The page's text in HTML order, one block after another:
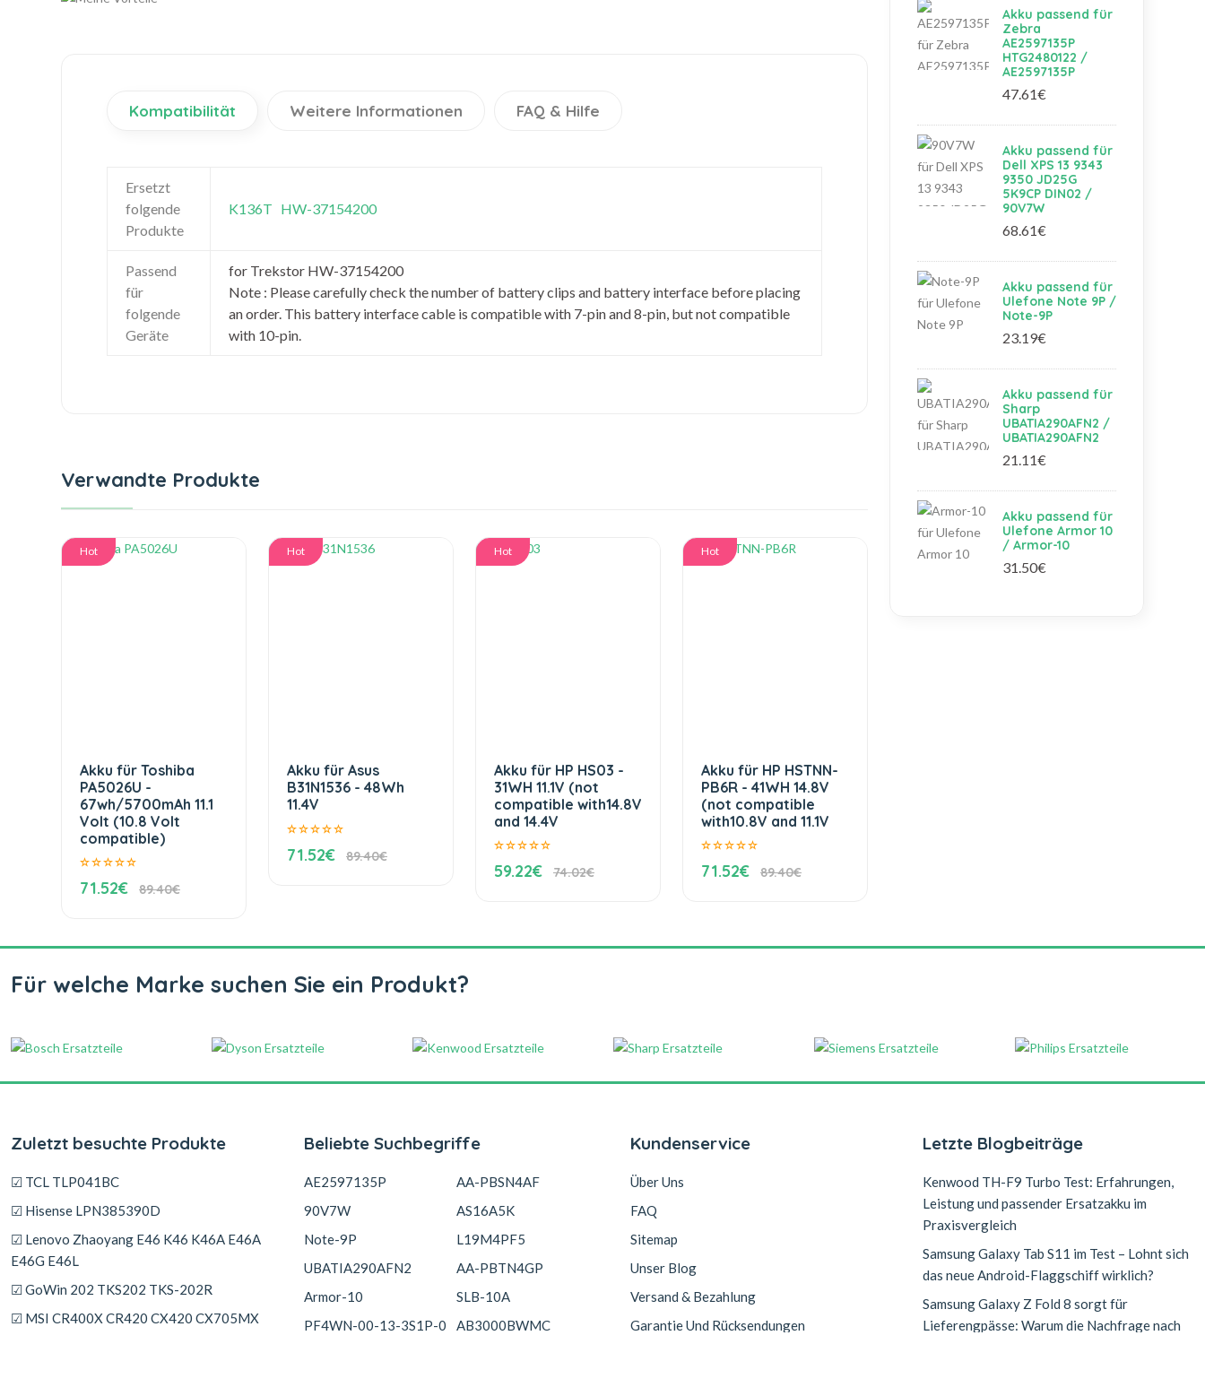
Kompatibilität Weitere Informationen FAQ & Hilfe
Ersetzt
folgende
Produkte
K136T HW-37154200
Passend
für
folgende
Geräte
for Trekstor HW-37154200
Note : Please carefully check the number of battery clips and battery interface before placing
an order. This battery interface cable is compatible with 7-pin and 8-pin, but not compatible
with 10-pin.
Verwandte Produkte
Hot
Akku für Toshiba
PA5026U -
67wh/5700mAh 11.1
Volt (10.8 Volt
compatible)
71.52€ 89.40€
Hot
Akku für Asus
B31N1536 - 48Wh
11.4V
71.52€ 89.40€
Hot
Akku für HP HS03 -
31WH 11.1V (not
compatible with14.8V
and 14.4V
59.22€ 74.02€
Hot
Akku für HP HSTNN-
PB6R - 41WH 14.8V
(not compatible
with10.8V and 11.1V
71.52€ 89.40€
Akku passend für
Zebra
AE2597135P
HTG2480122 /
AE2597135P
47.61€
Akku passend für
Dell XPS 13 9343
9350 JD25G
5K9CP DIN02 /
90V7W
68.61€
Akku passend für
Ulefone Note 9P /
Note-9P
23.19€
Akku passend für
Sharp
UBATIA290AFN2 /
UBATIA290AFN2
21.11€
Akku passend für
Ulefone Armor 10
/ Armor-10
31.50€
Für welche Marke suchen Sie ein Produkt?
Zuletzt besuchte Produkte
☑ TCL TLP041BC
☑ Hisense LPN385390D
☑ Lenovo Zhaoyang E46 K46 K46A E46A
E46G E46L
☑ GoWin 202 TKS202 TKS-202R
☑ MSI CR400X CR420 CX420 CX705MX
Beliebte Suchbegriffe
AE2597135P
90V7W
Note-9P
UBATIA290AFN2
Armor-10
PF4WN-00-13-3S1P-0
AA-PBSN4AF
AS16A5K
L19M4PF5
AA-PBTN4GP
SLB-10A
AB3000BWMC
Kundenservice
Über Uns
FAQ
Sitemap
Unser Blog
Versand & Bezahlung
Garantie Und Rücksendungen
Letzte Blogbeiträge
Kenwood TH-F9 Turbo Test: Erfahrungen,
Leistung und passender Ersatzakku im
Praxisvergleich
Samsung Galaxy Tab S11 im Test – Lohnt sich
das neue Android-Flaggschiff wirklich?
Samsung Galaxy Z Fold 8 sorgt für
Lieferengpässe: Warum die Nachfrage nach